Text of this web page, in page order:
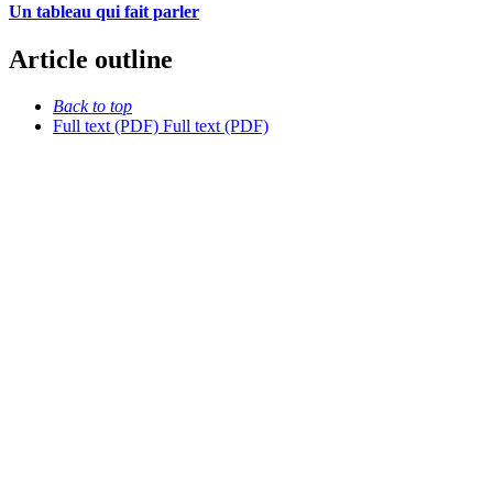
Un tableau qui fait parler
Article outline
Back to top
Full text (PDF) Full text (PDF)